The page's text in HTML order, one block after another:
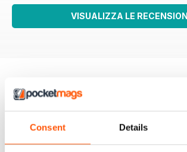
Consent Details
VISUALIZZA LE RECENSIONI
EDIZIONI INDIETRO